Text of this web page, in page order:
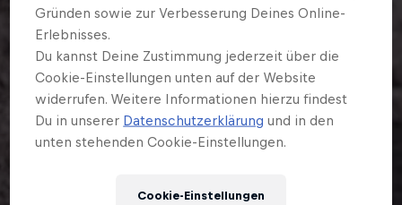
Gründen sowie zur Verbesserung Deines Online-
Erlebnisses.
Du kannst Deine Zustimmung jederzeit über die
Cookie-Einstellungen unten auf der Website
widerrufen. Weitere Informationen hierzu findest
Du in unserer Datenschutzerklärung und in den
unten stehenden Cookie-Einstellungen.
Cookie-Einstellungen